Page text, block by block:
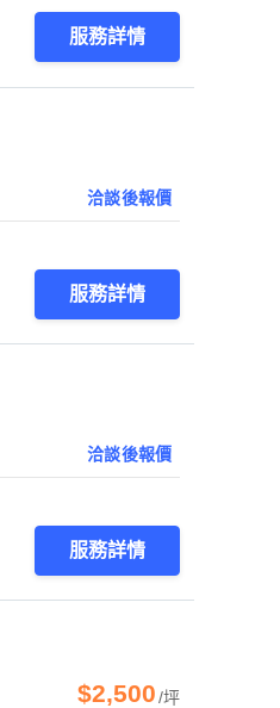
服務詳情
洽談後報價
服務詳情
洽談後報價
服務詳情
$2,500/坪